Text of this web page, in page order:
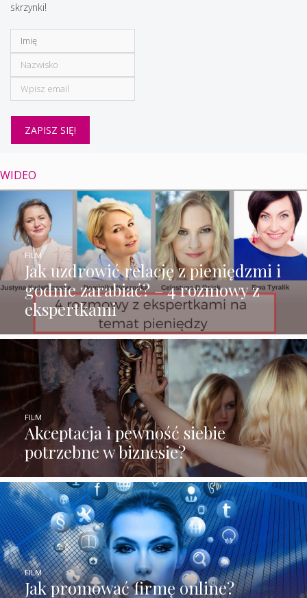
skrzynki!
WIDEO
Jak uzdrowić relację z pieniędzmi i
godnie zarabiać? – 4 rozmowy z
ekspertkami
FILM
Akceptacja i pewność siebie
potrzebne w biznesie?
FILM
Jak promować firmę online?
FILM